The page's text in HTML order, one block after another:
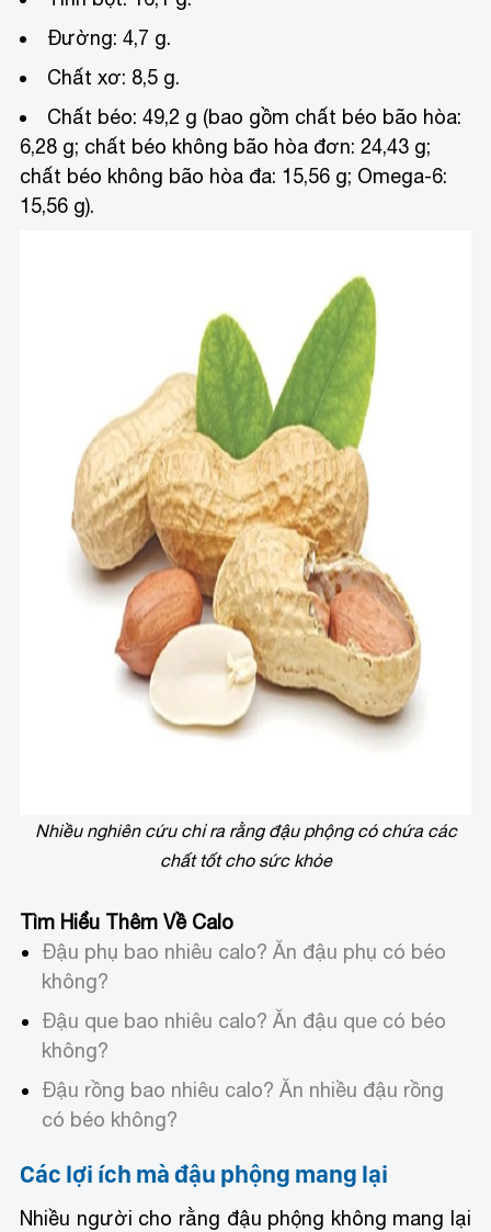
Đường: 4,7 g.
Chất xơ: 8,5 g.
Chất béo: 49,2 g (bao gồm chất béo bão hòa:
6,28 g; chất béo không bão hòa đơn: 24,43 g;
chất béo không bão hòa đa: 15,56 g; Omega-6:
15,56 g).
Nhiều nghiên cứu chỉ ra rằng đậu phộng có chứa các
chất tốt cho sức khỏe
Tìm Hiểu Thêm Về Calo
Đậu phụ bao nhiêu calo? Ăn đậu phụ có béo
không?
Đậu que bao nhiêu calo? Ăn đậu que có béo
không?
Đậu rồng bao nhiêu calo? Ăn nhiều đậu rồng
có béo không?
Các lợi ích mà đậu phộng mang lại
Nhiều người cho rằng đậu phộng không mang lại